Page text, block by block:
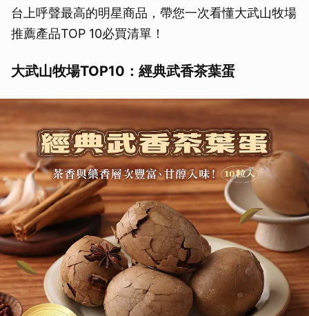
台上呼聲最高的明星商品，帶您一次看懂大武山牧場
推薦產品TOP 10必買清單！
大武山牧場TOP10：經典武香茶葉蛋